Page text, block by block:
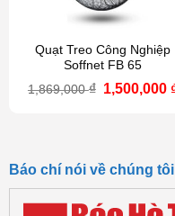
Quạt Treo Công Nghiệp
Soffnet FB 65
1,869,000₫ Giá
1,500,000
Báo chí nói về chúng tôi